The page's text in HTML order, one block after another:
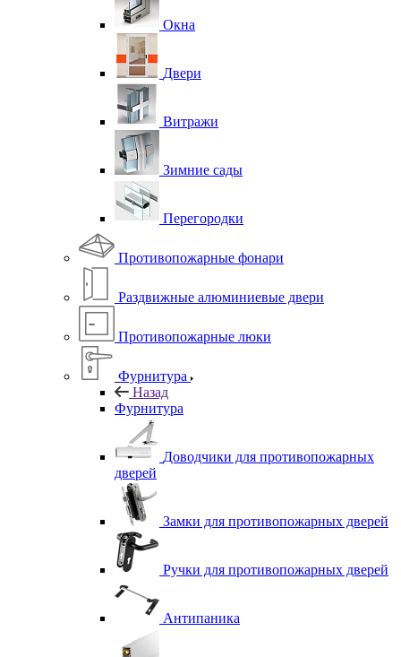
Окна
Двери
Витражи
Зимние сады
Перегородки
Противопожарные фонари
Раздвижные алюминиевые двери
Противопожарные люки
Фурнитура
Назад
Фурнитура
Доводчики для противопожарных
дверей
Замки для противопожарных дверей
Ручки для противопожарных дверей
Антипаника